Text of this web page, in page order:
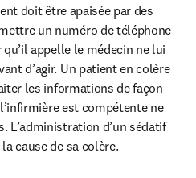
doit être apaisée par des
un numéro de téléphone
appelle le médecin ne lui
d’agir. Un patient en colère
les informations de façon
est compétente ne
L’administration d’un sédatif
cause de sa colère.